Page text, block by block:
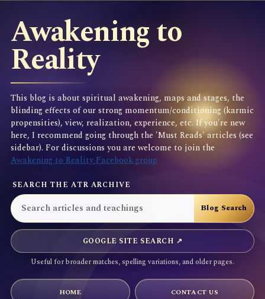
Awakening to
Reality
This blog is about spiritual awakening, maps and stages, the
blinding effects of our strong momentum/conditioning (karmic
propensities), view, realization, experience, etc. If you're new
here, I recommend going through the 'Must Reads' articles (see
sidebar). For discussions you are welcome to join the
Awakening to Reality Facebook group
SEARCH THE ATR ARCHIVE
GOOGLE SITE SEARCH ↗
Useful for broader matches, spelling variations, and older pages.
HOME CONTACT US